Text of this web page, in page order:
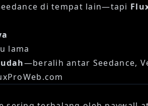
di tempat lain—tapi
lama
—beralih antar Seedance,